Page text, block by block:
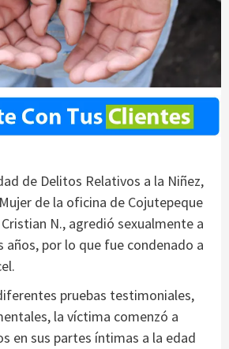
de Delitos Relativos a la Niñez,
de la oficina de Cojutepeque
N., agredió sexualmente a
años, por lo que fue condenado a
pruebas testimoniales,
la víctima comenzó a
en sus partes íntimas a la edad